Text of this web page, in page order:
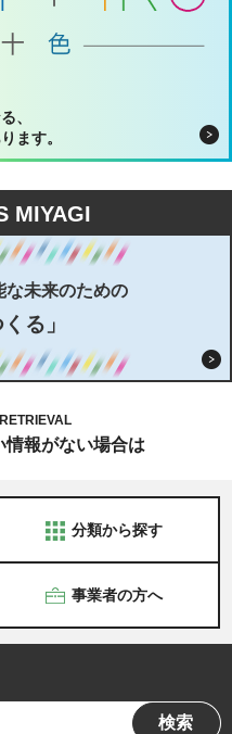
、
ます。
MIYAGI
な未来のための
る」
情報がない場合は
分類から探す
事業者の方へ